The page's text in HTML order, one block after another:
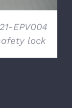
EPV004
lock